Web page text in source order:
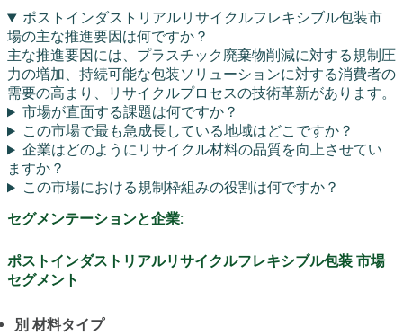
ポストインダストリアルリサイクルフレキシブル包装市
場の主な推進要因は何ですか？
主な推進要因には、プラスチック廃棄物削減に対する規制圧
力の増加、持続可能な包装ソリューションに対する消費者の
需要の高まり、リサイクルプロセスの技術革新があります。
市場が直面する課題は何ですか？
この市場で最も急成長している地域はどこですか？
企業はどのようにリサイクル材料の品質を向上させてい
ますか？
この市場における規制枠組みの役割は何ですか？
セグメンテーションと企業:
ポストインダストリアルリサイクルフレキシブル包装 市場
セグメント
別 材料タイプ